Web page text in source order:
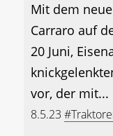
Mit dem
Carraro auf
20 Juni,
vor, der mit...
8.5.23